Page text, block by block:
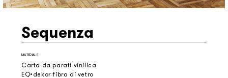
Sequenza
MATERIALE
Carta da parati vinilica
EQ•dekor fibra di vetro